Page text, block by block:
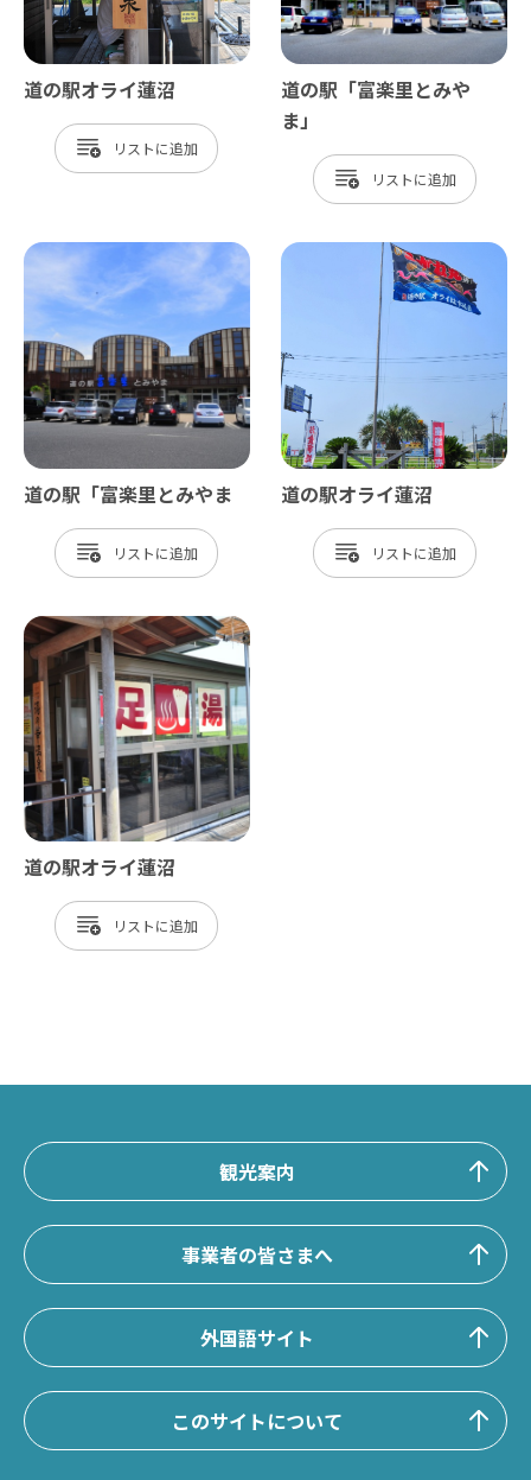
道の駅オライ蓮沼
リスト
道の駅「富楽里とみや
ま」
リスト
道の駅「富楽里とみやま
リスト
道の駅オライ蓮沼
リスト
道の駅オライ蓮沼
リスト
観光案内
事業者の皆さまへ
外国語サイト
このサイトについて